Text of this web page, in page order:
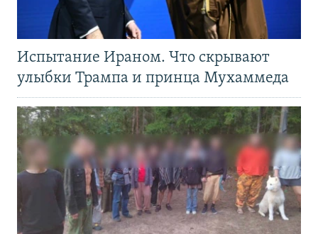
Испытание Ираном. Что скрывают
улыбки Трампа и принца Мухаммеда